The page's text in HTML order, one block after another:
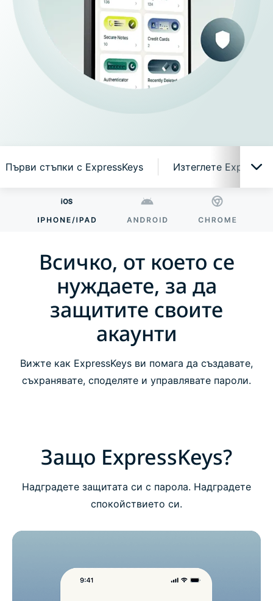
Първи стъпки с ExpressKeys Изтеглете
Всичко, от което се нуждаете, за да защитите
Защо ExpressKeys?
Смарт функции, лесни за използване
Първи стъпки с ExpressKeys
Изтеглете ExpressKeys на мобилни устройства
Вземете безрисков пробен период на
ExpressKeys като нов потребител
Всичко, от което се
нуждаете, за да
защитите своите
акаунти
Вижте как ExpressKeys ви помага да създавате,
съхранявате, споделяте и управлявате пароли.
Защо ExpressKeys?
Надградете защитата си с парола. Надградете
спокойствието си.